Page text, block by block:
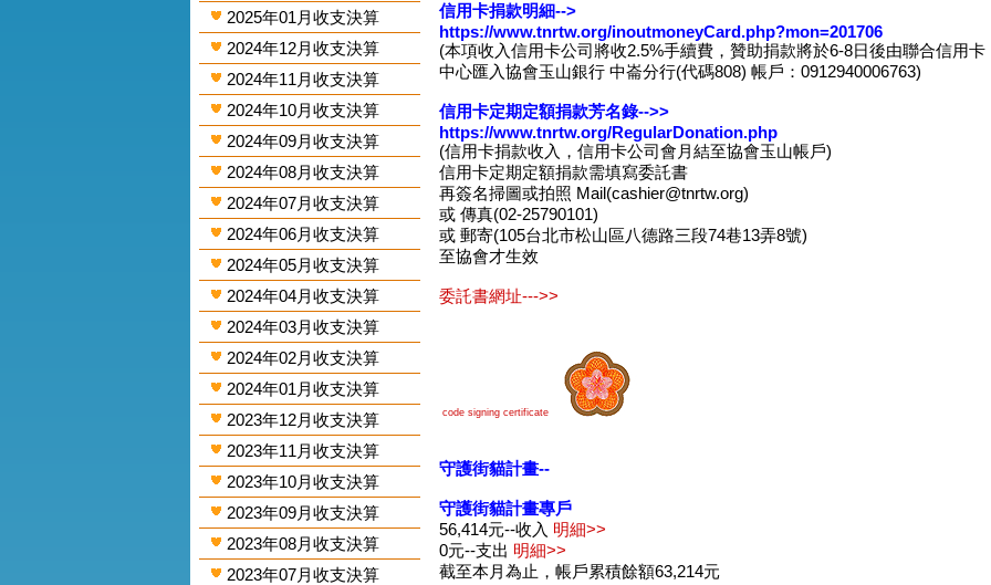
2025年01月收支決算
2024年12月收支決算
2024年11月收支決算
2024年10月收支決算
2024年09月收支決算
2024年08月收支決算
2024年07月收支決算
2024年06月收支決算
2024年05月收支決算
2024年04月收支決算
2024年03月收支決算
2024年02月收支決算
2024年01月收支決算
2023年12月收支決算
2023年11月收支決算
2023年10月收支決算
2023年09月收支決算
2023年08月收支決算
2023年07月收支決算
信用卡捐款明細-->
https://www.tnrtw.org/inoutmoneyCard.php?mon=201706
(本項收入信用卡公司將收2.5%手續費，贊助捐款將於6-8日後由聯合信用卡
中心匯入協會玉山銀行 中崙分行(代碼808) 帳戶：0912940006763)
信用卡定期定額捐款芳名錄-->>
https://www.tnrtw.org/RegularDonation.php
(信用卡捐款收入，信用卡公司會月結至協會玉山帳戶)
信用卡定期定額捐款需填寫委託書
再簽名掃圖或拍照 Mail(cashier@tnrtw.org)
或 傳真(02-25790101)
或 郵寄(105台北市松山區八德路三段74巷13弄8號)
至協會才生效
委託書網址--->>
code signing certificate
守護街貓計畫--
守護街貓計畫專戶
56,414元--收入 明細>>
0元--支出 明細>>
截至本月為止，帳戶累積餘額63,214元